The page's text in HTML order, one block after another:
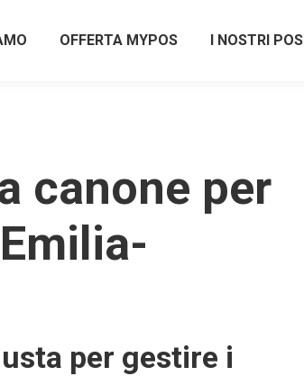
OFFERTA MYPOS I NOSTRI POS
canone per
per gestire i